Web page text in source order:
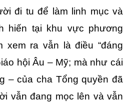
đi tu để làm linh mục và
hiến tại khu vực phương
xem ra vẫn là điều “đáng
hội Âu – Mỹ; mà như cái
– của cha Tổng quyền đã
vẫn đang mọc lên và vẫn